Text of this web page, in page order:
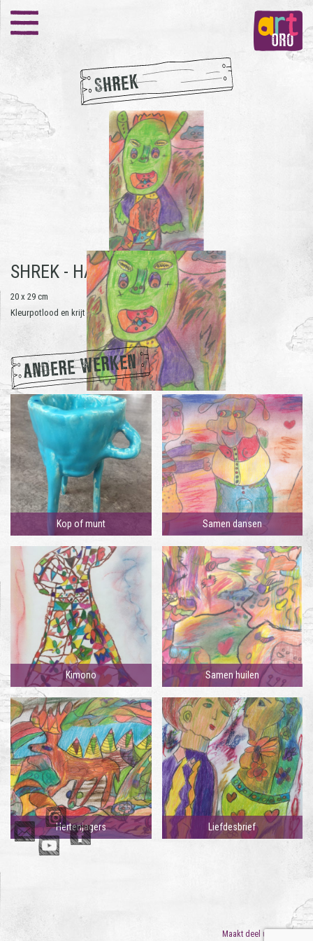
SHREK
SHREK - HAI ZENG KO
20 x 29 cm
Kleurpotlood en krijt op papier | 2015
ANDERE WERKEN
Kop of munt Samen dansen
Kimono Samen huilen
Hertenjagers Liefdesbrief
Maakt deel uit van